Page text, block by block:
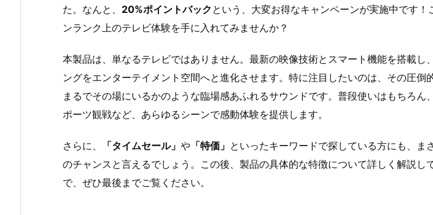
た。なんと、 20%ポイントバック という、大変お得なキャンペーンが実施中です！
ンランク上のテレビ体験を手に入れてみませんか？
本製品は、単なるテレビではありません。最新の映像技術とスマート機能を搭載し
ングをエンターテイメント空間へと進化させます。特に注目したいのは、その圧倒
まるでその場にいるかのような臨場感あふれるサウンドです。普段使いはもちろん
ポーツ観戦など、あらゆるシーンで感動体験を提供します。
さらに、 「タイムセール」 や 「特価」 といったキーワードで探している方にも、ま
のチャンスと言えるでしょう。この後、製品の具体的な特徴について詳しく解説し
で、ぜひ最後までご覧ください。